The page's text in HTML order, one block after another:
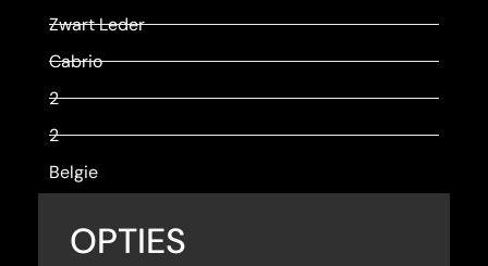
Zwart Leder
Cabrio
2
2
Belgie
OPTIES